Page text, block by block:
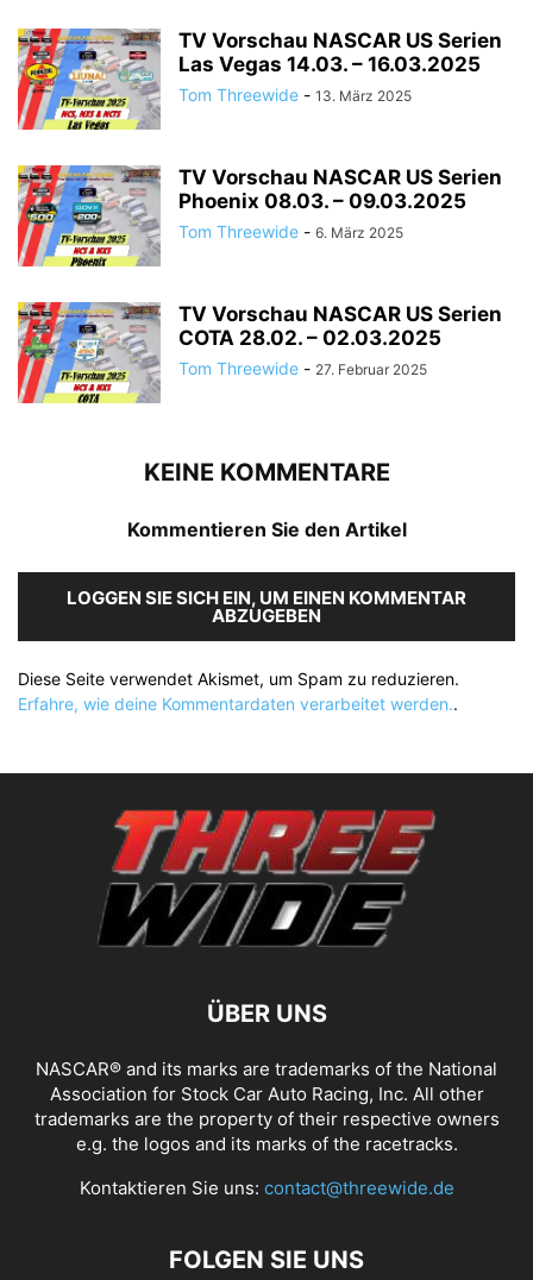
TV Vorschau NASCAR US Serien
Las Vegas 14.03. – 16.03.2025
Tom Threewide - 13. März 2025
TV Vorschau NASCAR US Serien
Phoenix 08.03. – 09.03.2025
Tom Threewide - 6. März 2025
TV Vorschau NASCAR US Serien
COTA 28.02. – 02.03.2025
Tom Threewide - 27. Februar 2025
KEINE KOMMENTARE
Kommentieren Sie den Artikel
LOGGEN SIE SICH EIN, UM EINEN KOMMENTAR
ABZUGEBEN
Diese Seite verwendet Akismet, um Spam zu reduzieren.
Erfahre, wie deine Kommentardaten verarbeitet werden..
ÜBER UNS
NASCAR® and its marks are trademarks of the National
Association for Stock Car Auto Racing, Inc. All other
trademarks are the property of their respective owners
e.g. the logos and its marks of the racetracks.
Kontaktieren Sie uns: contact@threewide.de
FOLGEN SIE UNS